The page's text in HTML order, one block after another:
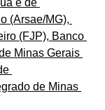
e de
(Arsae/MG),
(FJP), Banco
Minas Gerais
de Minas